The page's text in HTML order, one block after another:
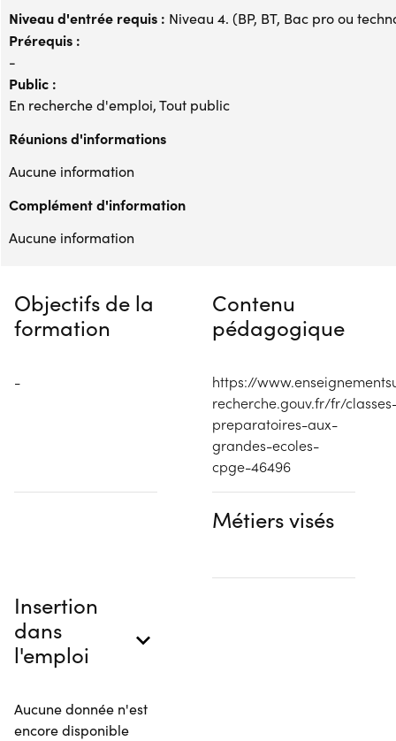
Niveau d'entrée requis : Niveau 4. (BP, BT, Bac pro ou
Prérequis :
-
Public :
En recherche d'emploi, Tout public
Réunions d'informations
Aucune information
Complément d'information
Aucune information
Objectifs de la
formation
-
Contenu
pédagogique
https://
recherche.gouv.fr/fr/
preparatoires-aux-
grandes-ecoles-
cpge-46496
Métiers visés
Insertion
dans
l'emploi
Aucune donnée n'est
encore disponible